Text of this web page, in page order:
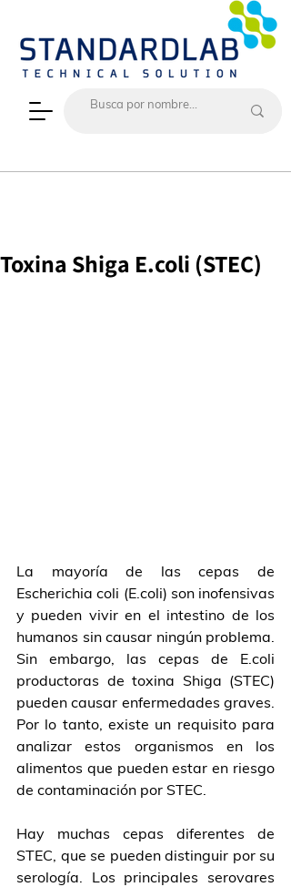
Toxina Shiga E.coli (STEC)
La mayoría de las cepas de
Escherichia coli (E.coli) son inofensivas
y pueden vivir en el intestino de los
humanos sin causar ningún problema.
Sin embargo, las cepas de E.coli
productoras de toxina Shiga (STEC)
pueden causar enfermedades graves.
Por lo tanto, existe un requisito para
analizar estos organismos en los
alimentos que pueden estar en riesgo
de contaminación por STEC.
Hay muchas cepas diferentes de
STEC, que se pueden distinguir por su
serología. Los principales serovares